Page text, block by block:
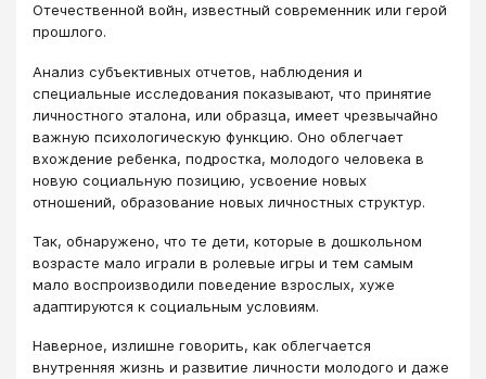
Отечественной войн, известный современник или герой
прошлого.
Анализ субъективных отчетов, наблюдения и
специальные исследования показывают, что принятие
личностного эталона, или образца, имеет чрезвычайно
важную психологическую функцию. Оно облегчает
вхождение ребенка, подростка, молодого человека в
новую социальную позицию, усвоение новых
отношений, образование новых личностных структур.
Так, обнаружено, что те дети, которые в дошкольном
возрасте мало играли в ролевые игры и тем самым
мало воспроизводили поведение взрослых, хуже
адаптируются к социальным условиям.
Наверное, излишне говорить, как облегчается
внутренняя жизнь и развитие личности молодого и даже